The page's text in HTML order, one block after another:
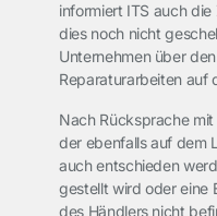
informiert ITS auch
dies noch nicht
Unternehmen über
Reparaturarbeiten auf
Nach Rücksprache
der ebenfalls auf dem
auch entschieden
gestellt wird oder eine
des Händlers nicht